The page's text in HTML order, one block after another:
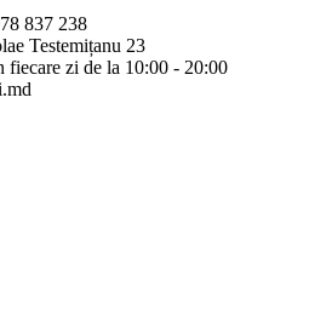
837 238
Testemițanu 23
fiecare zi de la 10:00 - 20:00